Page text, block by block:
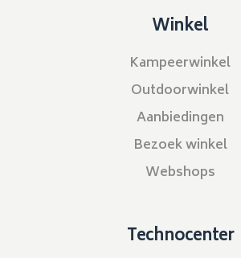
Winkel
Kampeerwinkel
Outdoorwinkel
Aanbiedingen
Bezoek winkel
Webshops
Technocenter